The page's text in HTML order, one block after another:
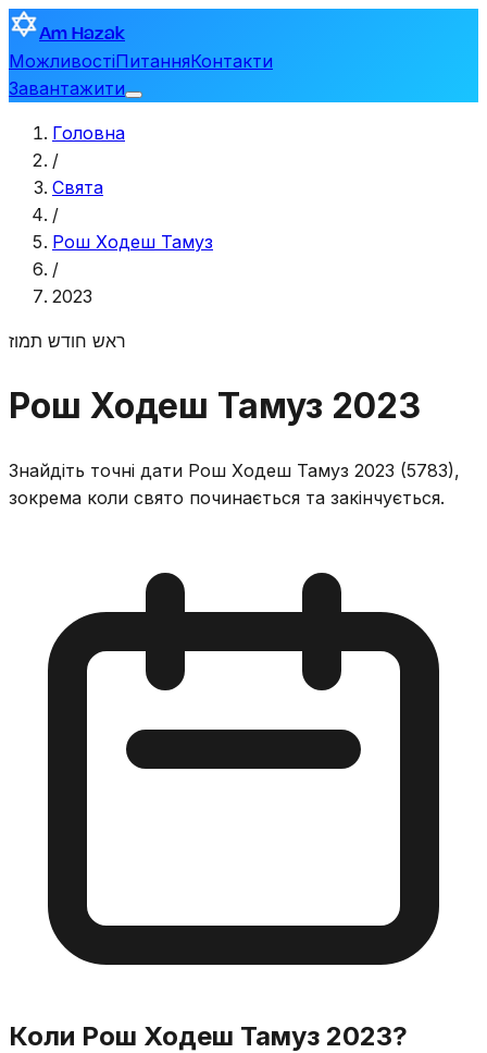
Am Hazak
МожливостіПитанняКонтакти
Завантажити
Головна
/
Свята
/
Рош Ходеш Тамуз
/
2023
ראש חודש תמוז
Рош Ходеш Тамуз 2023
Знайдіть точні дати Рош Ходеш Тамуз 2023 (5783),
зокрема коли свято починається та закінчується.
Коли Рош Ходеш Тамуз 2023?